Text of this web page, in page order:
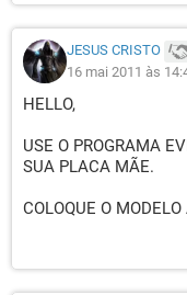
JESUS CRISTO
16 mai 2011 às
HELLO,
USE O PROGRAMA
SUA PLACA MÃE.
COLOQUE O